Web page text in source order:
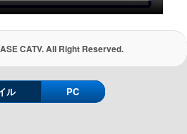
CATV. All Right Reserved.
ル PC